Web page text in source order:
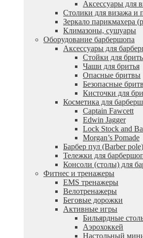
Аксессуары для
Столики для визажа и
Зеркало парикмахера
Климазоны, сушуары
Оборудование барбершопа
Аксессуары для
Стойки для
Чаши для бритья
Опасные бритвы
Безопасные
Кисточки для
Косметика для
Captain Fawcett
Edwin Jagger
Lock Stock and
Morgan’s Pomade
Барбер пул (Barber pole)
Тележки для
Консоли (столы) для
Фитнес и тренажеры
EMS тренажеры
Велотренажеры
Беговые дорожки
Активные игры
Бильярдные
Аэрохоккей
Настольный